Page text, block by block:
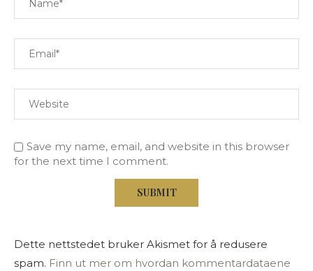
Save my name, email, and website in this browser
for the next time I comment.
Dette nettstedet bruker Akismet for å redusere
spam. Finn ut mer om hvordan kommentardataene